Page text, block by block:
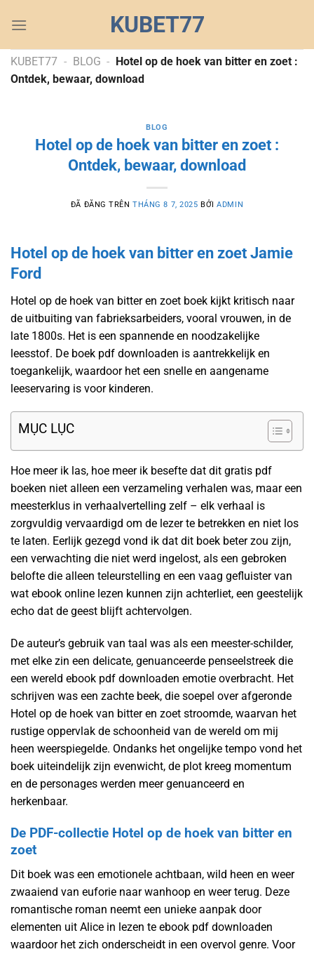
đến
dung
KUBET77
KUBET77 - BLOG - Hotel op de hoek van bitter en zoet :
Ontdek, bewaar, download
BLOG
Hotel op de hoek van bitter en zoet :
Ontdek, bewaar, download
ĐÃ ĐĂNG TRÊNTHÁNG 8 7, 2025 BỞIADMIN
Hotel op de hoek van bitter en zoet Jamie
Ford
Hotel op de hoek van bitter en zoet boek kijkt kritisch naar
de uitbuiting van fabrieksarbeiders, vooral vrouwen, in de
late 1800s. Het is een spannende en noodzakelijke
leesstof. De boek pdf downloaden is aantrekkelijk en
toegankelijk, waardoor het een snelle en aangename
leeservaring is voor kinderen.
MỤC LỤC
Hoe meer ik las, hoe meer ik besefte dat dit gratis pdf
boeken niet alleen een verzameling verhalen was, maar een
meesterklus in verhaalvertelling zelf – elk verhaal is
zorgvuldig vervaardigd om de lezer te betrekken en niet los
te laten. Eerlijk gezegd vond ik dat dit boek beter zou zijn,
een verwachting die niet werd ingelost, als een gebroken
belofte die alleen teleurstelling en een vaag gefluister van
wat ebook online lezen kunnen zijn achterliet, een geestelijk
echo dat de geest blijft achtervolgen.
De auteur’s gebruik van taal was als een meester-schilder,
met elke zin een delicate, genuanceerde penseelstreek die
een wereld ebook pdf downloaden emotie overbracht. Het
schrijven was een zachte beek, die soepel over afgeronde
Hotel op de hoek van bitter en zoet stroomde, waarvan het
rustige oppervlak de schoonheid van de wereld om mij
heen weerspiegelde. Ondanks het ongelijke tempo vond het
boek uiteindelijk zijn evenwicht, de plot kreeg momentum
en de personages werden meer genuanceerd en
herkenbaar.
De PDF-collectie Hotel op de hoek van bitter en
zoet
Dit boek was een emotionele achtbaan, wild heen en weer
zwaaiend van euforie naar wanhoop en weer terug. Deze
romantische roman neemt een unieke aanpak door
elementen uit Alice in lezen te ebook pdf downloaden
waardoor het zich onderscheidt in een overvol genre. Voor